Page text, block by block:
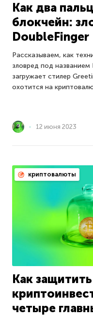
Как два
блокчейн:
DoubleFinger
Рассказываем, как
зловред под названием
загружает стилер
охотится на
12 июня 2023
криптовалюты
Как
четыре